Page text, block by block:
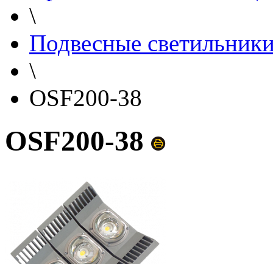
\
Подвесные
\
OSF200-38
OSF200-38